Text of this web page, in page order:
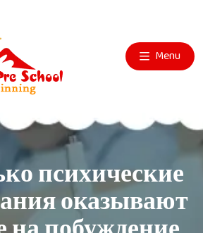
Menu
психические
оказывают